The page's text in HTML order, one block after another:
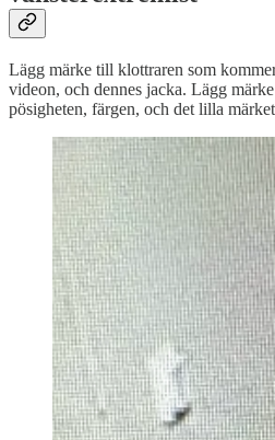
Lägg märke till klottraren som
videon, och dennes jacka. Lägg
pösigheten, färgen, och det lilla